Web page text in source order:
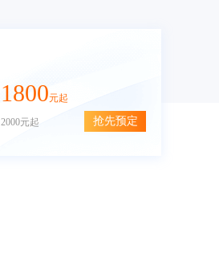
1800元起
2000元起 抢先预定